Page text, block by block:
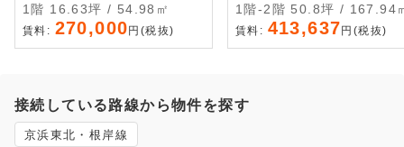
1階 16.63坪 / 54.98㎡
賃料: 270,000 円(税抜)
1階-2階 50.8坪 / 167.94
賃料: 413,637 円(税抜)
接続している路線から物件を探す
京浜東北・根岸線